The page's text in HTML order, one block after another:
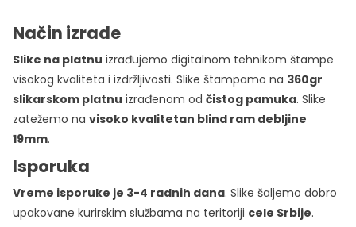
Način izrade
Slike na platnu izrađujemo digitalnom tehnikom štampe
visokog kvaliteta i izdržljivosti. Slike štampamo na 360gr
slikarskom platnu izrađenom od čistog pamuka. Slike
zatežemo na visoko kvalitetan blind ram debljine
19mm.
Isporuka
Vreme isporuke je 3-4 radnih dana. Slike šaljemo dobro
upakovane kurirskim službama na teritoriji cele Srbije.